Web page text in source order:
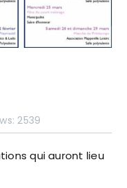
2539
qui auront lieu